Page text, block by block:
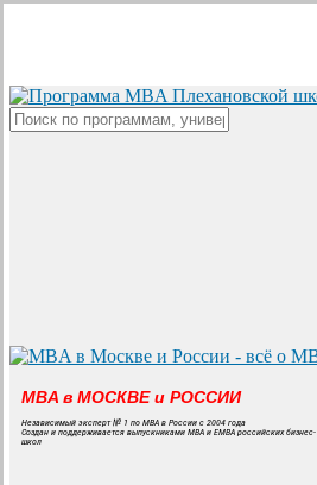
content
MBA в МОСКВЕ и РОССИИ
Независимый эксперт № 1 по MBA в России с 2004 года
Создан и поддерживается выпускниками MBA и EMBA российских бизнес-
школ